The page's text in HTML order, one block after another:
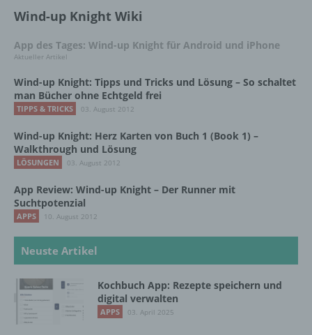
Wind-up Knight Wiki
App des Tages: Wind-up Knight für Android und iPhone
Aktueller Artikel
Wind-up Knight: Tipps und Tricks und Lösung – So schaltet
man Bücher ohne Echtgeld frei
TIPPS & TRICKS 03. August 2012
Wind-up Knight: Herz Karten von Buch 1 (Book 1) –
Walkthrough und Lösung
LÖSUNGEN 03. August 2012
App Review: Wind-up Knight – Der Runner mit
Suchtpotenzial
APPS 10. August 2012
Neuste Artikel
Kochbuch App: Rezepte speichern und
digital verwalten
APPS 03. April 2025
Betroffene Person ist jede identifizierte oder
identifizierbare natürliche Person, deren
Verarbeitung Verantwortlichen verarbeitet
werden.
c) Verarbeitung
automatisierter Verfahren ausgeführte
Vorgang oder jede solche Vorgangsreihe im
Zusammenhang mit personenbezogenen
Organisation, das Ordnen, die Speicherung,
die Anpassung oder Veränderung, das
die Offenlegung durch Übermittlung,
Verbreitung oder eine andere Form der
Bereitstellung, den Abgleich oder die